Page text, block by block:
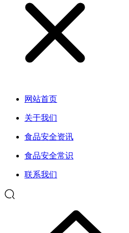
网站首页
关于我们
食品安全资讯
食品安全常识
联系我们